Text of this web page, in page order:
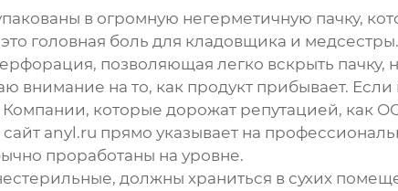
в огромную негерметичную пачку,
головная боль для кладовщика и
позволяющая легко вскрыть
внимание на то, как продукт прибывает.
которые дорожат репутацией, как
anyl.ru прямо указывает на
проработаны на уровне.
должны храниться в сухих